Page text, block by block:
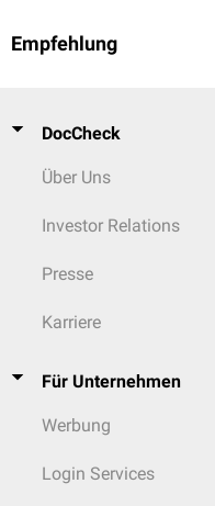
Empfehlung
DocCheck
Über Uns
Investor Relations
Presse
Karriere
Für Unternehmen
Werbung
Login Services